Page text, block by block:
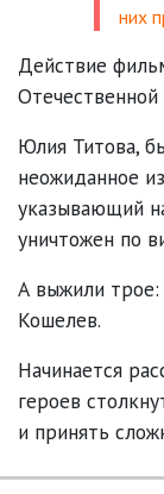
них
Действие
Отечественной
Юлия Титова,
неожиданное
указывающий
уничтожен по
А выжили трое:
Кошелев.
Начинается
героев
и принять